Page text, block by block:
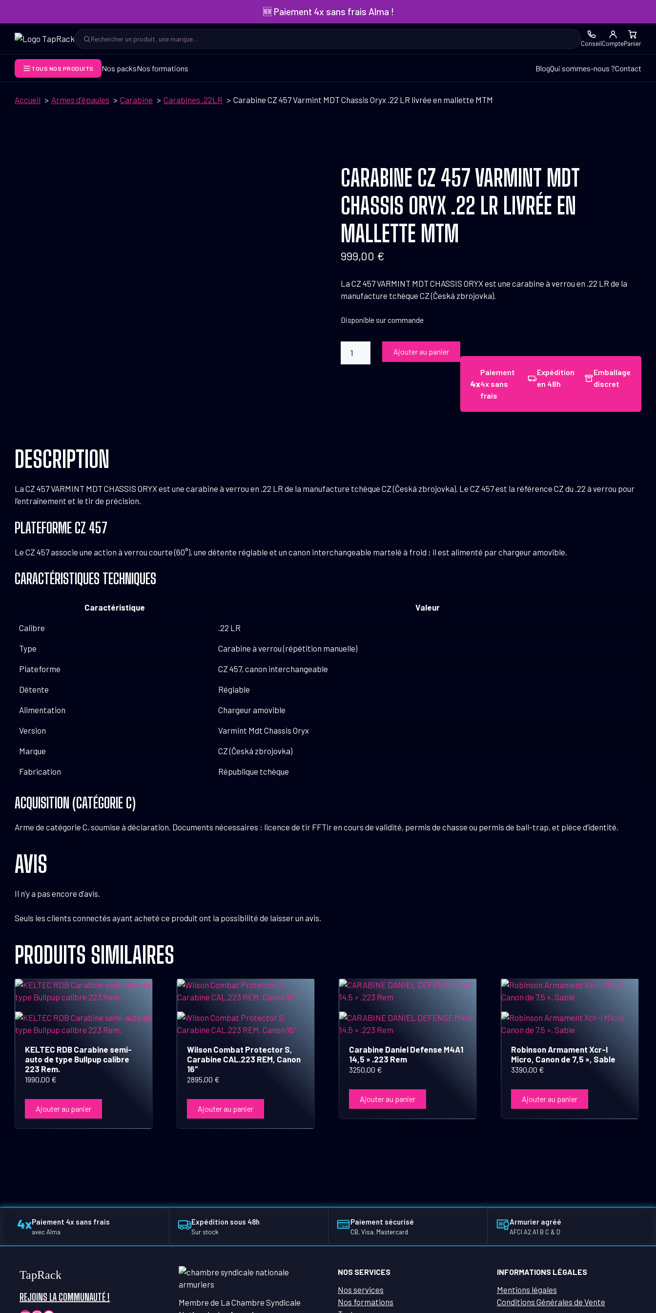
🆕 Paiement 4x sans frais Alma !
Rechercher
Rechercher ConseilComptePanier
TOUS NOS PRODUITS Nos packsNos formations BlogQui sommes-nous ?Contact
Accueil Armes d'épaules Carabine Carabines .22LR Carabine CZ 457 Varmint MDT Chassis Oryx .22 LR livrée en mallette MTM
CARABINE CZ 457 VARMINT MDT
CHASSIS ORYX .22 LR LIVRÉE EN
MALLETTE MTM
999,00 €
La CZ 457 VARMINT MDT CHASSIS ORYX est une carabine à verrou en .22 LR de la
manufacture tchèque CZ (Česká zbrojovka).
Disponible sur commande
en
Ajouter au panier
Paiement
4x sans
frais
Expédition
en 48h
Emballage
discret
DESCRIPTION
La CZ 457 VARMINT MDT CHASSIS ORYX est une carabine à verrou en .22 LR de la manufacture tchèque CZ (Česká zbrojovka). Le CZ 457 est la référence CZ du .22 à verrou pour
l’entraînement et le tir de précision.
PLATEFORME CZ 457
Le CZ 457 associe une action à verrou courte (60°), une détente réglable et un canon interchangeable martelé à froid ; il est alimenté par chargeur amovible.
CARACTÉRISTIQUES TECHNIQUES
Caractéristique Valeur
Calibre .22 LR
Type Carabine à verrou (répétition manuelle)
Plateforme CZ 457, canon interchangeable
Détente Réglable
Alimentation Chargeur amovible
Version Varmint Mdt Chassis Oryx
Marque CZ (Česká zbrojovka)
Fabrication République tchèque
ACQUISITION (CATÉGORIE C)
Arme de catégorie C, soumise à déclaration. Documents nécessaires : licence de tir FFTir en cours de validité, permis de chasse ou permis de ball-trap, et pièce d’identité.
AVIS
Il n’y a pas encore d’avis.
Seuls les clients connectés ayant acheté ce produit ont la possibilité de laisser un avis.
PRODUITS SIMILAIRES
KELTEC RDB Carabine semi-
auto de type Bullpup calibre
223 Rem.
1990,00 €
Ajouter au panier
Wilson Combat Protector S,
Carabine CAL.223 REM, Canon
16″
2895,00 €
Ajouter au panier
Carabine Daniel Defense M4A1
14,5 » .223 Rem
3250,00 €
Ajouter au panier
Robinson Armament Xcr-l
Micro, Canon de 7,5 », Sable
3390,00 €
Ajouter au panier
Paiement 4x sans frais
avec Alma
Expédition sous 48h
Sur stock
Paiement sécurisé
CB, Visa, Mastercard
Armurier agréé
AFCI A2 A1 B C & D
TapRack
REJOINS LA COMMUNAUTÉ !
Membre de La Chambre Syndicale
NOS SERVICES
Nos services
Nos formations
INFORMATIONS LÉGALES
Mentions légales
Conditions Générales de Vente